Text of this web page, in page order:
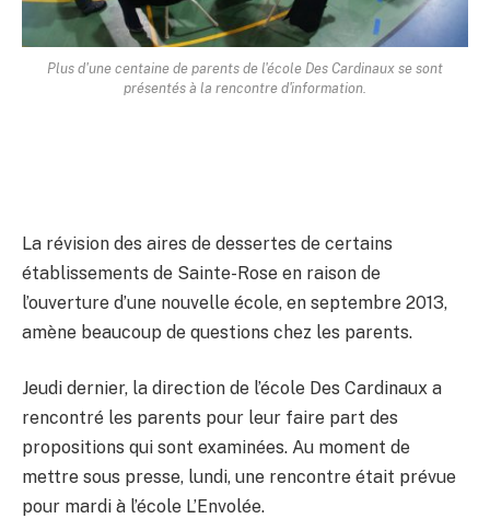
Plus d'une centaine de parents de l'école Des Cardinaux se sont
présentés à la rencontre d'information.
La révision des aires de dessertes de certains
établissements de Sainte-Rose en raison de
l’ouverture d’une nouvelle école, en septembre 2013,
amène beaucoup de questions chez les parents.
Jeudi dernier, la direction de l’école Des Cardinaux a
rencontré les parents pour leur faire part des
propositions qui sont examinées. Au moment de
mettre sous presse, lundi, une rencontre était prévue
pour mardi à l’école L’Envolée.